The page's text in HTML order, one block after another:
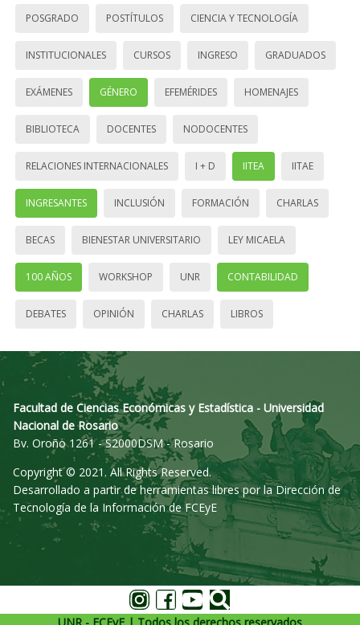
POSGRADO POSTÍTULOS CIENCIA Y TECNOLOGÍA
INSTITUCIONALES CURSOS INGRESO GRADUADOS
EXÁMENES GÉNERO EFEMÉRIDES HOMENAJES
BIBLIOTECA DOCENTES NODOCENTES
RELACIONES INTERNACIONALES I + D IITEA IITAE
INGRESANTES INCLUSIÓN FORMACIÓN CHARLAS
BECAS BIENESTAR UNIVERSITARIO LEY MICAELA
100 AÑOS WORKSHOP UNR CONTABILIDAD
DEBATES OPINIÓN CHARLAS LIBROS
Facultad de Ciencias Económicas y Estadística - Universidad
Nacional de Rosario
Bv. Oroño 1261 - S2000DSM - Rosario
Copyright © 2021. All Rights Reserved.
Desarrollado a partir de herramientas libres por la Dirección de
Tecnología de la Información de FCEyE